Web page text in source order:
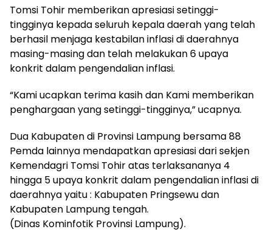
Tomsi Tohir memberikan apresiasi setinggi-
tingginya kepada seluruh kepala daerah yang telah
berhasil menjaga kestabilan inflasi di daerahnya
masing-masing dan telah melakukan 6 upaya
konkrit dalam pengendalian inflasi.
“Kami ucapkan terima kasih dan Kami memberikan
penghargaan yang setinggi-tingginya,” ucapnya.
Dua Kabupaten di Provinsi Lampung bersama 88
Pemda lainnya mendapatkan apresiasi dari sekjen
Kemendagri Tomsi Tohir atas terlaksananya 4
hingga 5 upaya konkrit dalam pengendalian inflasi di
daerahnya yaitu : Kabupaten Pringsewu dan
Kabupaten Lampung tengah.
(Dinas Kominfotik Provinsi Lampung).